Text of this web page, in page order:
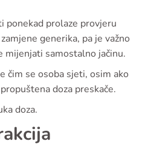
ponekad prolaze provjeru
generika, pa je važno
mijenjati samostalno jačinu.
čim se osoba sjeti, osim ako
doza preskače.
doza.